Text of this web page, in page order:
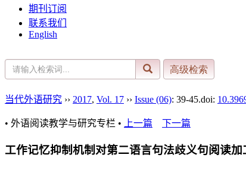
期刊订阅
联系我们
English
当代外语研究 ›› 2017, Vol. 17 ›› Issue (06): 39-45.doi:
• 外语阅读教学与研究专栏 • 上一篇 下一篇
工作记忆抑制机制对第二语言句法歧义句阅读